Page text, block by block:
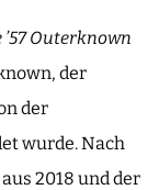
Outerknown
der
der
wurde. Nach
2018 und der